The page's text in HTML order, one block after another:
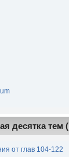
десятка тем
от глав 104-122